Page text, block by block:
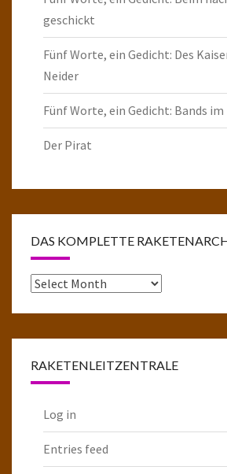
geschickt
Fünf Worte, ein Gedicht: Des
Neider
Fünf Worte, ein Gedicht: Bands im
Der Pirat
DAS KOMPLETTE
Das
RAKETENLEITZENTRALE
Log in
Entries feed